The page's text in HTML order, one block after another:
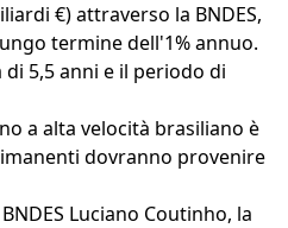
€) attraverso la BNDES,
termine dell'1% annuo.
5,5 anni e il periodo di
a alta velocità brasiliano è
dovranno provenire
Luciano Coutinho, la